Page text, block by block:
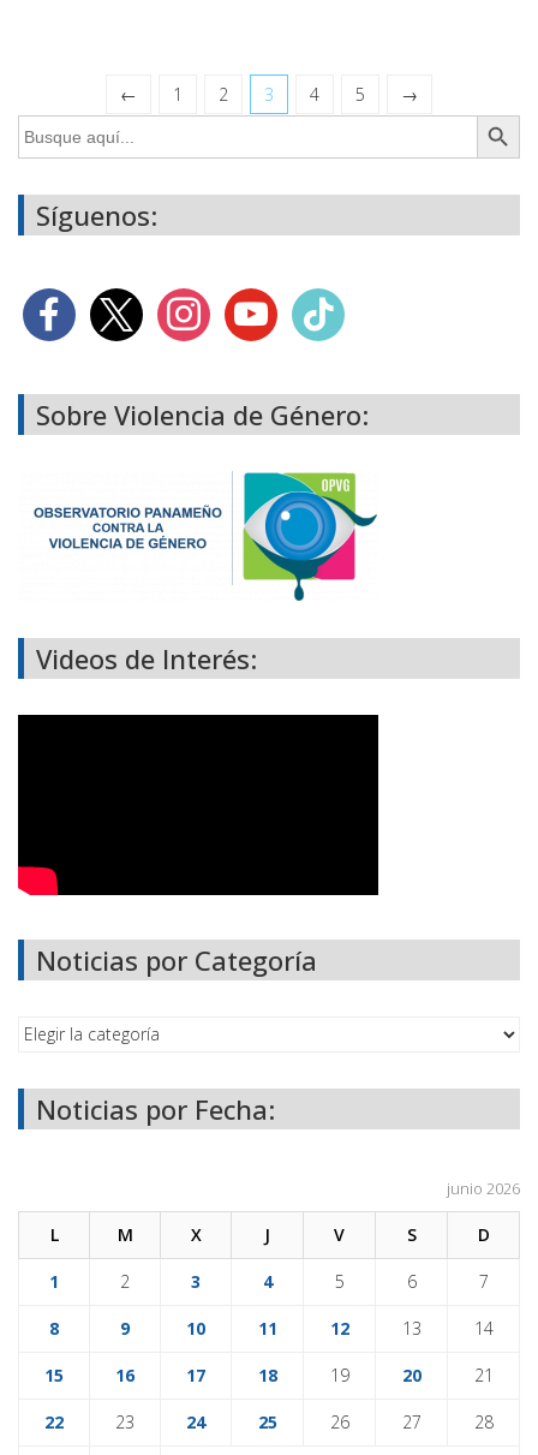
← 1 2 3 4 5
→
Buscar:
Botón de
Síguenos:
Sobre Violencia de Género:
Videos de Interés:
Noticias por Categoría
Noticias por Fecha:
junio 2026
L M X J V S D
1 2 3 4 5 6 7
8 9 10 11 12 13 14
15 16 17 18 19 20 21
22 23 24 25 26 27 28